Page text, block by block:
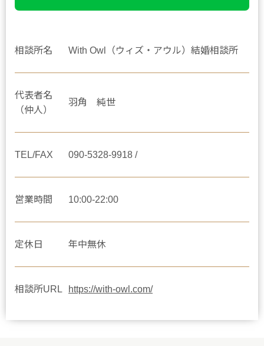
相談所名 With Owl（ウィズ・アウル）結婚相談所
代表者名
（仲人）
羽角 純世
TEL/FAX 090-5328-9918 /
営業時間 10:00-22:00
定休日 年中無休
相談所URL https://with-owl.com/